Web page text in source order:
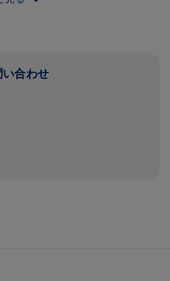
合わせ